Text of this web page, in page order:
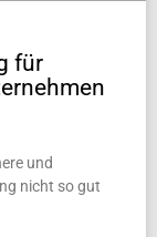
für
und
nicht so gut